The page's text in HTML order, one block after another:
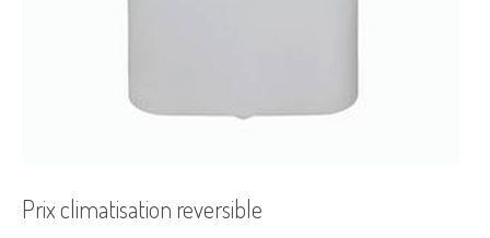
Prix climatisation reversible